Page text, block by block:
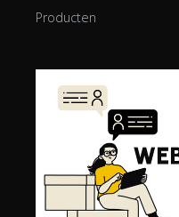
Producten